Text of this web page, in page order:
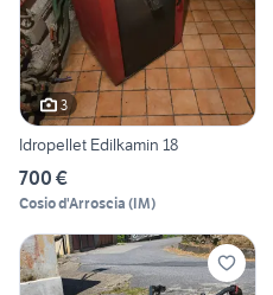
3
Idropellet Edilkamin 18
700 €
Cosio d'Arroscia (IM)